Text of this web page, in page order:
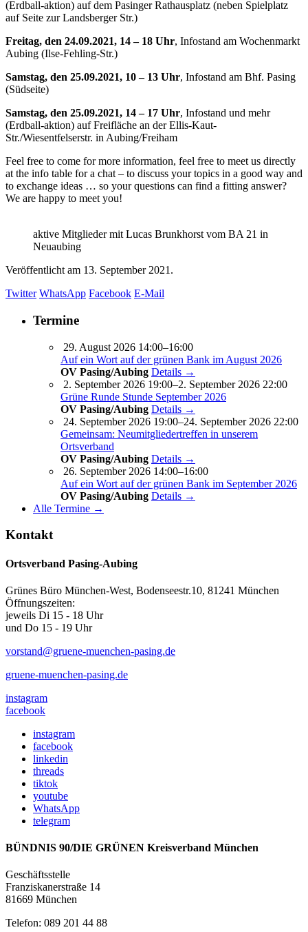
(Erdball-aktion) auf dem Pasinger Rathausplatz (neben Spielplatz
auf Seite zur Landsberger Str.)
Freitag, den 24.09.2021, 14 – 18 Uhr, Infostand am Wochenmarkt
Aubing (Ilse-Fehling-Str.)
Samstag, den 25.09.2021, 10 – 13 Uhr, Infostand am Bhf. Pasing
(Südseite)
Samstag, den 25.09.2021, 14 – 17 Uhr, Infostand und mehr
(Erdball-aktion) auf Freifläche an der Ellis-Kaut-
Str./Wiesentfelserstr. in Aubing/Freiham
Feel free to come for more information, feel free to meet us directly
at the info table for a chat – to discuss your topics in a good way and
to exchange ideas … so your questions can find a fitting answer?
We are happy to meet you!
aktive Mitglieder mit Lucas Brunkhorst vom BA 21 in
Neuaubing
Veröffentlicht am 13. September 2021.
Twitter WhatsApp Facebook E-Mail
Termine
29. August 2026 14:00–16:00
Auf ein Wort auf der grünen Bank im August 2026
OV Pasing/Aubing Details →
2. September 2026 19:00–2. September 2026 22:00
Grüne Runde Stunde September 2026
OV Pasing/Aubing Details →
24. September 2026 19:00–24. September 2026 22:00
Gemeinsam: Neumitgliedertreffen in unserem
Ortsverband
OV Pasing/Aubing Details →
26. September 2026 14:00–16:00
Auf ein Wort auf der grünen Bank im September 2026
OV Pasing/Aubing Details →
Alle Termine →
Kontakt
Ortsverband Pasing-Aubing
Grünes Büro München-West, Bodenseestr.10, 81241 München
Öffnungszeiten:
jeweils Di 15 - 18 Uhr
und Do 15 - 19 Uhr
vorstand@gruene-muenchen-pasing.de
gruene-muenchen-pasing.de
instagram
facebook
instagram
facebook
linkedin
threads
tiktok
youtube
WhatsApp
telegram
BÜNDNIS 90/DIE GRÜNEN Kreisverband München
Geschäftsstelle
Franziskanerstraße 14
81669 München
Telefon: 089 201 44 88